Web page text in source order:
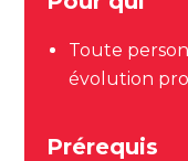
Toute
évolution
Prérequis